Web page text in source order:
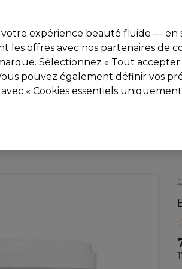
Rechercher
Electro et Matériel Equipement de salon
expérience beauté fluide — en
les offres avec nos partenaires de
Sélectionnez « Tout accepter
pouvez également définir vos
« Cookies essentiels uniquement